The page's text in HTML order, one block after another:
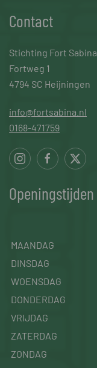
Contact
Stichting Fort Sabina
Fortweg 1
4794 SC Heijningen
info@fortsabina.nl
0168-471759
Openingstijden
MAANDAG
DINSDAG
WOENSDAG
DONDERDAG
VRIJDAG
ZATERDAG
ZONDAG